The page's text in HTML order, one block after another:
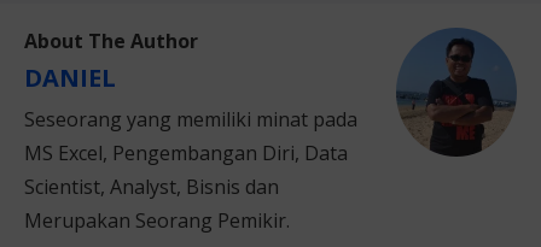
About The Author
DANIEL
Seseorang yang memiliki minat pada
MS Excel, Pengembangan Diri, Data
Scientist, Analyst, Bisnis dan
Merupakan Seorang Pemikir.